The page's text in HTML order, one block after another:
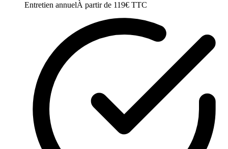
Entretien annuelÀ partir de 119€ TTC